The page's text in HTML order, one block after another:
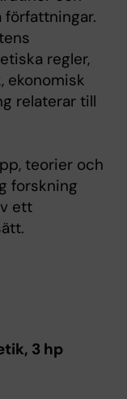
författningar.
regler,
ekonomisk
relaterar till
teorier och
forskning
ett
3 hp